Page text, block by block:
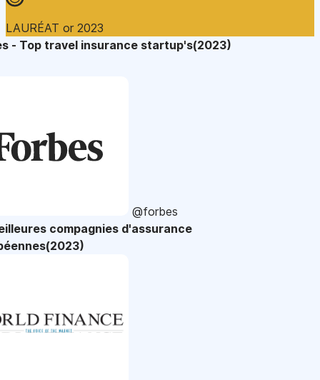
LAURÉAT or 2023
- Top travel insurance startup's(2023)
@forbes
compagnies d'assurance